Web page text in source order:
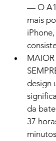
— O
mais
design
da
37